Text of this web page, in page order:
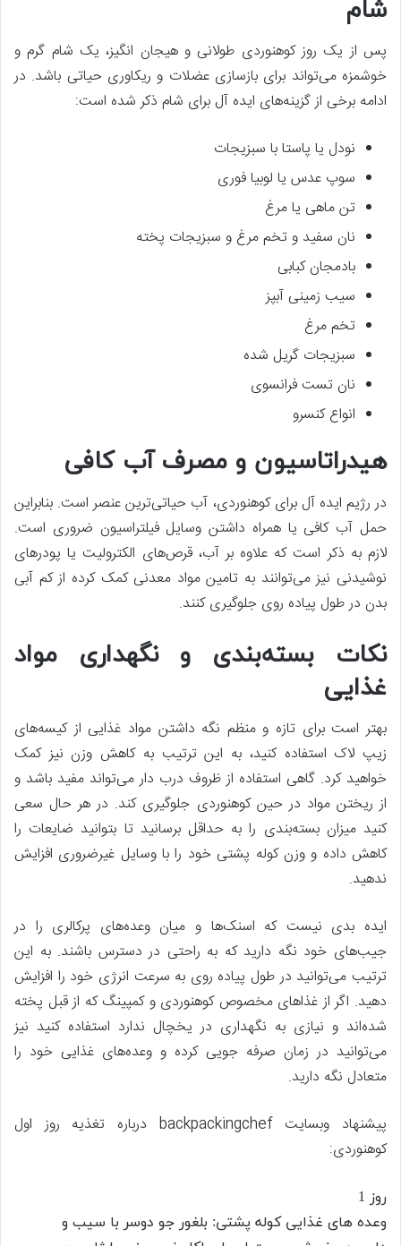
شام
پس از یک روز کوهنوردی طولانی و هیجان انگیز، یک شام گرم و
خوشمزه می‌تواند برای بازسازی عضلات و ریکاوری حیاتی باشد. در
ادامه برخی از گزینه‌های ایده آل برای شام ذکر شده است:
نودل یا پاستا با سبزیجات
سوپ عدس یا لوبیا فوری
تن ماهی یا مرغ
نان سفید و تخم مرغ و سبزیجات پخته
بادمجان کبابی
سیب زمینی آبپز
تخم مرغ
سبزیجات گریل شده
نان تست فرانسوی
انواع کنسرو
هیدراتاسیون و مصرف آب کافی
در رژیم ایده آل برای کوهنوردی، آب حیاتی‌ترین عنصر است. بنابراین
حمل آب کافی یا همراه داشتن وسایل فیلتراسیون ضروری است.
لازم به ذکر است که علاوه بر آب، قرص‌های الکترولیت یا پودرهای
نوشیدنی نیز می‌توانند به تامین مواد معدنی کمک کرده از کم آبی
بدن در طول پیاده روی جلوگیری کنند.
نکات بسته‌بندی و نگهداری مواد
غذایی
بهتر است برای تازه و منظم نگه داشتن مواد غذایی از کیسه‌های
زیپ لاک استفاده کنید، به این ترتیب به کاهش وزن نیز کمک
خواهید کرد. گاهی استفاده از ظروف درب دار می‌تواند مفید باشد و
از ریختن مواد در حین کوهنوردی جلوگیری کند. در هر حال سعی
کنید میزان بسته‌بندی را به حداقل برسانید تا بتوانید ضایعات را
کاهش داده و وزن کوله پشتی خود را با وسایل غیرضروری افزایش
ندهید.
ایده بدی نیست که اسنک‌ها و میان وعده‌های پرکالری را در
جیب‌های خود نگه دارید که به راحتی در دسترس باشند. به این
ترتیب می‌توانید در طول پیاده روی به سرعت انرژی خود را افزایش
دهید. اگر از غذاهای مخصوص کوهنوردی و کمپینگ که از قبل پخته
شده‌اند و نیازی به نگهداری در یخچال ندارد استفاده کنید نیز
می‌توانید در زمان صرفه جویی کرده و وعده‌های غذایی خود را
متعادل نگه دارید.
پیشنهاد وبسایت backpackingchef درباره تغذیه روز اول
کوهنوردی:
روز 1
وعده های غذایی کوله پشتی: بلغور جو دوسر با سیب و